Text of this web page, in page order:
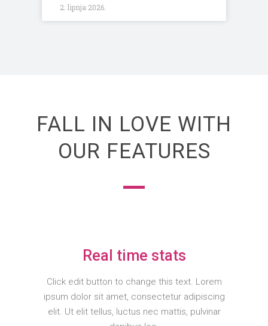
2. lipnja 2026.
FALL IN LOVE WITH
OUR FEATURES
Real time stats
Click edit button to change this text. Lorem
ipsum dolor sit amet, consectetur adipiscing
elit. Ut elit tellus, luctus nec mattis, pulvinar